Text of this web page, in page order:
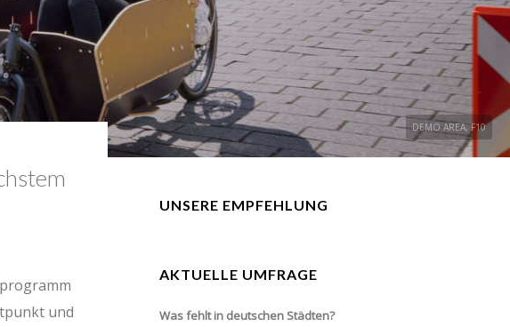
DEMO AREA, F10
und
UNSERE EMPFEHLUNG
AKTUELLE UMFRAGE
Was fehlt in deutschen Städten?